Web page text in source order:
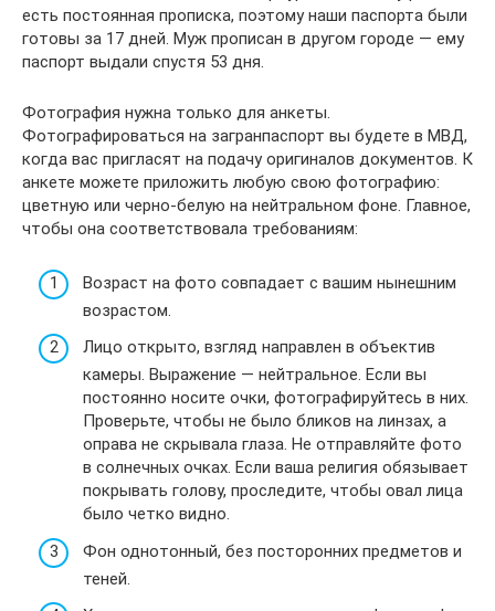
есть постоянная прописка, поэтому наши паспорта были
готовы за 17 дней. Муж прописан в другом городе — ему
паспорт выдали спустя 53 дня.
Фотография нужна только для анкеты.
Фотографироваться на загранпаспорт вы будете в МВД,
когда вас пригласят на подачу оригиналов документов. К
анкете можете приложить любую свою фотографию:
цветную или черно-белую на нейтральном фоне. Главное,
чтобы она соответствовала требованиям:
Возраст на фото совпадает с вашим нынешним
возрастом.
Лицо открыто, взгляд направлен в объектив
камеры. Выражение — нейтральное. Если вы
постоянно носите очки, фотографируйтесь в них.
Проверьте, чтобы не было бликов на линзах, а
оправа не скрывала глаза. Не отправляйте фото
в солнечных очках. Если ваша религия обязывает
покрывать голову, проследите, чтобы овал лица
было четко видно.
Фон однотонный, без посторонних предметов и
теней.